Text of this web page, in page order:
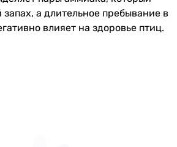
а длительное пребывание в
влияет на здоровье птиц.